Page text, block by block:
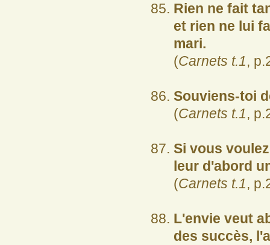
Rien ne fait
et rien ne lui
mari.
(Carnets t.1,
Souviens-toi
(Carnets t.1,
Si vous
leur d'abord
(Carnets t.1,
L'envie veut
des succès,